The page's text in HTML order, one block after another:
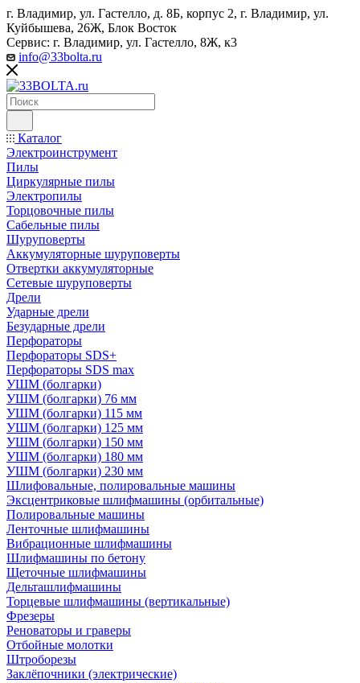
г. Владимир, ул. Гастелло, д. 8Б, корпус 2, г. Владимир, ул. ​
Куйбышева, 26Ж, Блок Восток
Сервис: г. Владимир, ул. Гастелло, 8Ж, к3
info@33bolta.ru
Каталог
Электроинструмент
Пилы
Циркулярные пилы
Электропилы
Торцовочные пилы
Сабельные пилы
Шуруповерты
Аккумуляторные шуруповерты
Отвертки аккумуляторные
Сетевые шуруповерты
Дрели
Ударные дрели
Безударные дрели
Перфораторы
Перфораторы SDS+
Перфораторы SDS max
УШМ (болгарки)
УШМ (болгарки) 76 мм
УШМ (болгарки) 115 мм
УШМ (болгарки) 125 мм
УШМ (болгарки) 150 мм
УШМ (болгарки) 180 мм
УШМ (болгарки) 230 мм
Шлифовальные, полировальные машины
Эксцентриковые шлифмашины (орбитальные)
Полировальные машины
Ленточные шлифмашины
Вибрационные шлифмашины
Шлифмашины по бетону
Щеточные шлифмашины
Дельташлифмашины
Торцевые шлифмашины (вертикальные)
Фрезеры
Реноваторы и граверы
Отбойные молотки
Штроборезы
Заклёпочники (электрические)